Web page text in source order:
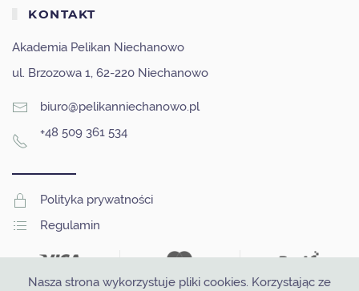
Nasza strona wykorzystuje pliki cookies. Korzystając ze
KONTAKT
Akademia Pelikan Niechanowo
ul. Brzozowa 1, 62-220 Niechanowo
biuro@pelikanniechanowo.pl
+48 509 361 534
Polityka prywatności
Regulamin